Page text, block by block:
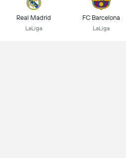
Real Madrid
LaLiga
FC Barcelona
LaLiga